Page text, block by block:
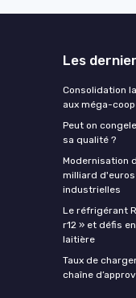
Les
Consolidation
aux méga-
Peut on
sa qualité ?
Modernisation
milliard
industrielles
Le réfrigérant
r12 » et défis
laitière
Taux de
chaîne